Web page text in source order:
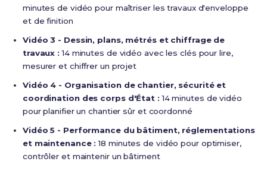
minutes de vidéo pour maîtriser les travaux d'enveloppe
et de finition
Vidéo 3 - Dessin, plans, métrés et chiffrage de
travaux : 14 minutes de vidéo avec les clés pour lire,
mesurer et chiffrer un projet
Vidéo 4 - Organisation de chantier, sécurité et
coordination des corps d'État : 14 minutes de vidéo
pour planifier un chantier sûr et coordonné
Vidéo 5 - Performance du bâtiment, réglementations
et maintenance : 18 minutes de vidéo pour optimiser,
contrôler et maintenir un bâtiment